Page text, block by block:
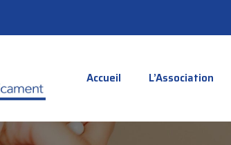
Accueil L’Association